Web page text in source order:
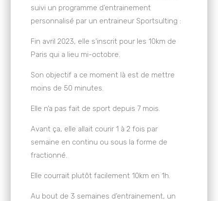
suivi un programme d’entrainement
personnalisé par un entraineur Sportsulting :
Fin avril 2023, elle s’inscrit pour les 10km de
Paris qui a lieu mi-octobre.
Son objectif a ce moment là est de mettre
moins de 50 minutes.
Elle n’a pas fait de sport depuis 7 mois.
Avant ça, elle allait courir 1 à 2 fois par
semaine en continu ou sous la forme de
fractionné.
Elle courrait plutôt facilement 10km en 1h.
Au bout de 3 semaines d’entrainement, un